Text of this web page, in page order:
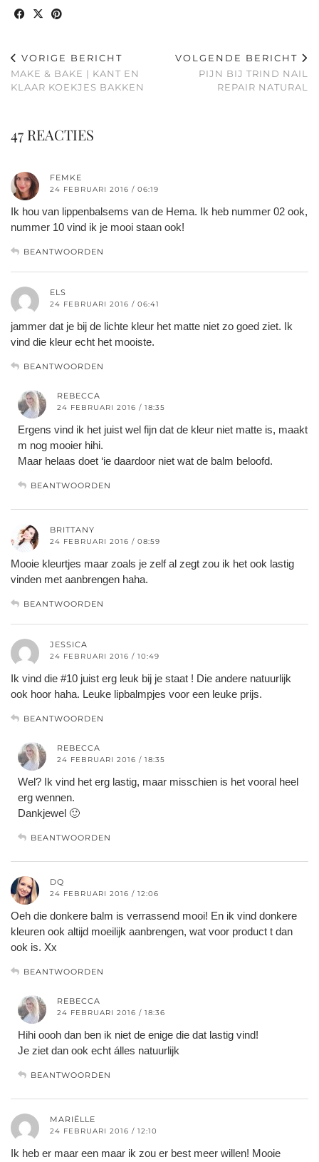
VORIGE BERICHT
MAKE & BAKE | KANT EN
KLAAR KOEKJES BAKKEN
VOLGENDE BERICHT
PIJN BIJ TRIND NAIL
REPAIR NATURAL
47 REACTIES
FEMKE
24 FEBRUARI 2016 / 06:19
Ik hou van lippenbalsems van de Hema. Ik heb nummer 02 ook,
nummer 10 vind ik je mooi staan ook!
BEANTWOORDEN
ELS
24 FEBRUARI 2016 / 06:41
jammer dat je bij de lichte kleur het matte niet zo goed ziet. Ik
vind die kleur echt het mooiste.
BEANTWOORDEN
REBECCA
24 FEBRUARI 2016 / 18:35
Ergens vind ik het juist wel fijn dat de kleur niet matte is, maakt
m nog mooier hihi.
Maar helaas doet ‘ie daardoor niet wat de balm beloofd.
BEANTWOORDEN
BRITTANY
24 FEBRUARI 2016 / 08:59
Mooie kleurtjes maar zoals je zelf al zegt zou ik het ook lastig
vinden met aanbrengen haha.
BEANTWOORDEN
JESSICA
24 FEBRUARI 2016 / 10:49
Ik vind die #10 juist erg leuk bij je staat ! Die andere natuurlijk
ook hoor haha. Leuke lipbalmpjes voor een leuke prijs.
BEANTWOORDEN
REBECCA
24 FEBRUARI 2016 / 18:35
Wel? Ik vind het erg lastig, maar misschien is het vooral heel
erg wennen.
Dankjewel 🙂
BEANTWOORDEN
DQ
24 FEBRUARI 2016 / 12:06
Oeh die donkere balm is verrassend mooi! En ik vind donkere
kleuren ook altijd moeilijk aanbrengen, wat voor product t dan
ook is. Xx
BEANTWOORDEN
REBECCA
24 FEBRUARI 2016 / 18:36
Hihi oooh dan ben ik niet de enige die dat lastig vind!
Je ziet dan ook echt álles natuurlijk
BEANTWOORDEN
MARIËLLE
24 FEBRUARI 2016 / 12:10
Ik heb er maar een maar ik zou er best meer willen! Mooie